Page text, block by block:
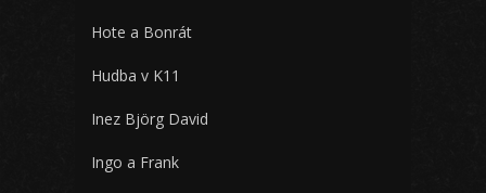
Hote a Bonrát
Hudba v K11
Inez Björg David
Ingo a Frank